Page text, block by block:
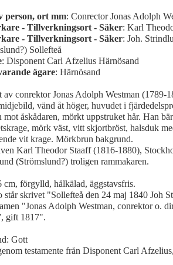
person, ort mm: Conrector Jonas Adolph
- Tillverkningsort - Säker: Karl
- Tillverkningsort - Säker: Joh.
Sollefteå
: Disponent Carl Afzelius Härnösand
ägare: Härnösand
av conrektor Jonas Adolph Westman (1789-
vänd åt höger, huvudet i
mot åskådaren, mörkt uppstruket hår. Han
mörk väst, vitt skjortbröst, halsduk
vit krage. Mörkbrun bakgrund.
Karl Theodor Staaff (1816-1880),
(Strömslund?) troligen rammakaren.
cm, förgylld, hålkälad, äggstavsfris.
står skrivet "Sollefteå den 24 maj 1840 Joh
"Jonas Adolph Westman, conrektor o.
gift 1817".
Gott
testamente från Disponent Carl